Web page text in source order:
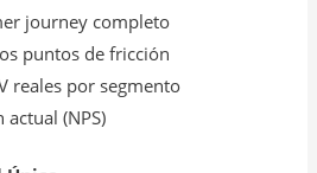
journey completo
puntos de fricción
reales por segmento
(NPS)